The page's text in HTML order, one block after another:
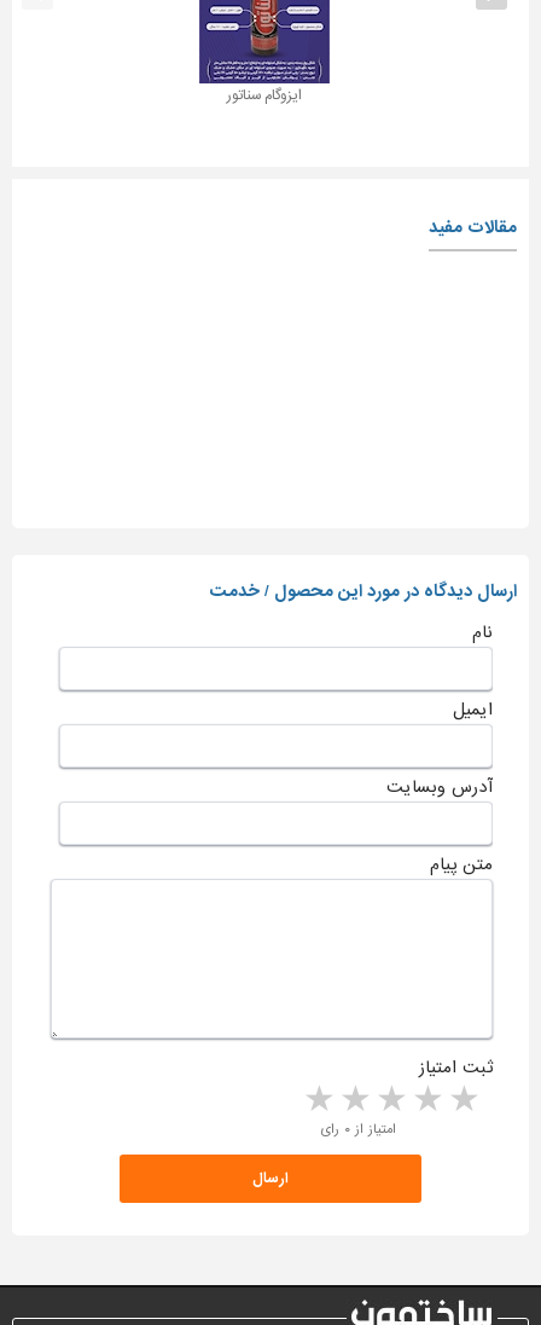
ایزوگام سناتور
مقالات مفید
ارسال دیدگاه در مورد این محصول / خدمت
نام
ایمیل
آدرس وبسایت
متن پیام
ثبت امتیاز
4 stars 3 stars 2 stars 1 star امتیاز از ۰ رای